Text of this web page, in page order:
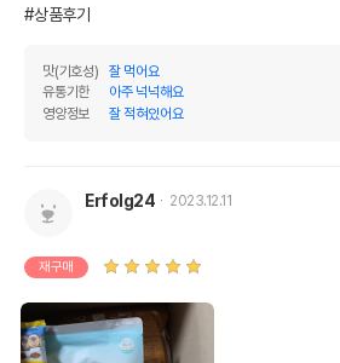
법에 의한 인증,허가 등을
제조국 또는 원산지
AS책임자와 전화번호
또는 소비자상담 관련
유통기한
#상품후기
맛(기호성)
잘 먹어요
유통기한
아주 넉넉해요
영양정보
잘 적혀있어요
Erfolg24 2023.12.11
재구매